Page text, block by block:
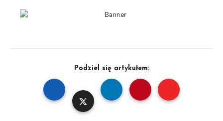
Podziel się artykułem: